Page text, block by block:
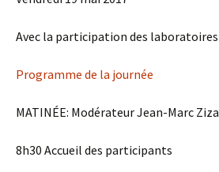
Avec la participation des laboratoires
Programme de la journée
MATINÉE: Modérateur Jean-Marc Ziza
8h30 Accueil des participants